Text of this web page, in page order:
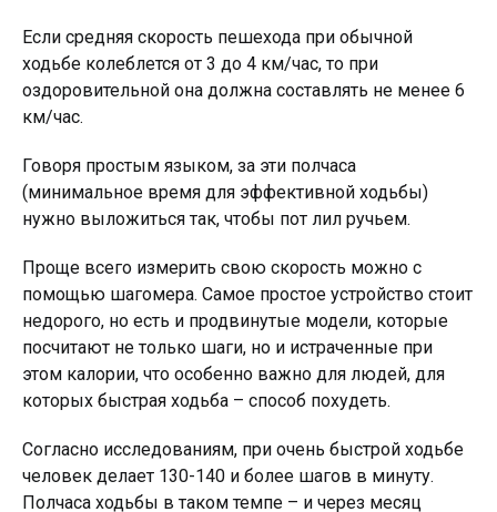
Если средняя скорость пешехода при обычной
ходьбе колеблется от 3 до 4 км/час, то при
оздоровительной она должна составлять не менее 6
км/час.
Говоря простым языком, за эти полчаса
(минимальное время для эффективной ходьбы)
нужно выложиться так, чтобы пот лил ручьем.
Проще всего измерить свою скорость можно с
помощью шагомера. Самое простое устройство стоит
недорого, но есть и продвинутые модели, которые
посчитают не только шаги, но и истраченные при
этом калории, что особенно важно для людей, для
которых быстрая ходьба – способ похудеть.
Согласно исследованиям, при очень быстрой ходьбе
человек делает 130-140 и более шагов в минуту.
Полчаса ходьбы в таком темпе – и через месяц